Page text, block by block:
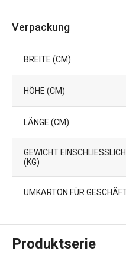
Verpackung
BREITE (CM)
HÖHE (CM)
LÄNGE (CM)
GEWICHT EINSCHLIESSLICH
KG)
UMKARTON FÜR
Produktserie